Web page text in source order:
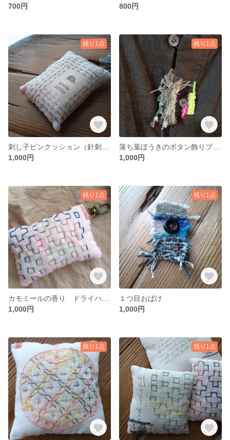
700円
800円
残り1点
1,000円
残り1点
1,000円
残り1点
1,000円
残り1点
１つ目おばけ
1,000円
残り1点 残り1点